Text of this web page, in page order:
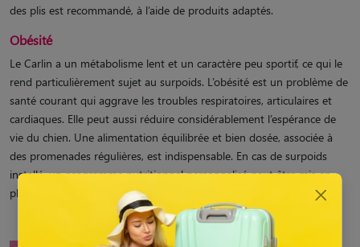
des plis est recommandé, à l’aide de produits adaptés.
Obésité
Le Carlin a un métabolisme lent et un caractère peu sportif, ce qui le
rend particulièrement sujet au surpoids. L’obésité est un problème de
santé courant qui aggrave les troubles respiratoires, articulaires et
cardiaques. Elle peut aussi réduire considérablement l’espérance de
vie du chien. Une alimentation équilibrée et bien dosée, associée à
des promenades régulières, est indispensable. En cas de surpoids
installé, un programme nutritionnel personnalisé peut être mis en
place avec un vétérinaire.